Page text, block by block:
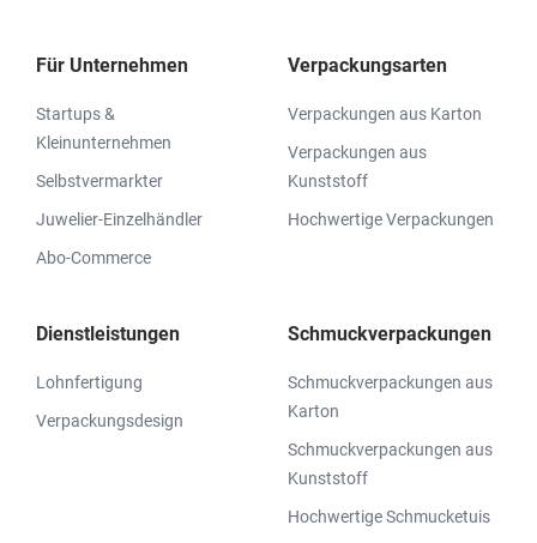
Für Unternehmen
Startups &
Kleinunternehmen
Selbstvermarkter
Juwelier-Einzelhändler
Abo-Commerce
Verpackungsarten
Verpackungen aus Karton
Verpackungen aus
Kunststoff
Hochwertige Verpackungen
Dienstleistungen
Lohnfertigung
Verpackungsdesign
Schmuckverpackungen
Schmuckverpackungen aus
Karton
Schmuckverpackungen aus
Kunststoff
Hochwertige Schmucketuis